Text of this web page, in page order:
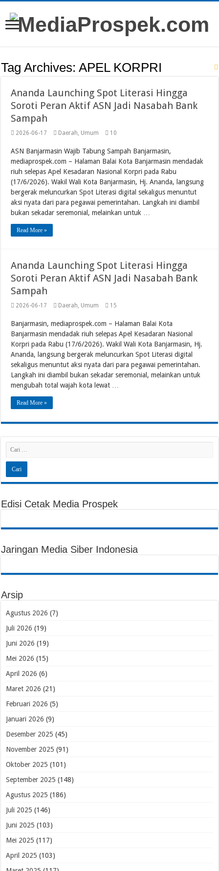
Tag Archives:APEL KORPRI
Ananda Launching Spot Literasi Hingga
Soroti Peran Aktif ASN Jadi Nasabah Bank
Sampah
2026-06-17 Daerah, Umum 10
ASN Banjarmasin Wajib Tabung Sampah Banjarmasin,
mediaprospek.com – Halaman Balai Kota Banjarmasin mendadak
riuh selepas Apel Kesadaran Nasional Korpri pada Rabu
(17/6/2026). Wakil Wali Kota Banjarmasin, Hj. Ananda, langsung
bergerak meluncurkan Spot Literasi digital sekaligus menuntut
aksi nyata dari para pegawai pemerintahan. Langkah ini diambil
bukan sekadar seremonial, melainkan untuk …
Read More »
Ananda Launching Spot Literasi Hingga
Soroti Peran Aktif ASN Jadi Nasabah Bank
Sampah
2026-06-17 Daerah, Umum 15
Banjarmasin, mediaprospek.com – Halaman Balai Kota
Banjarmasin mendadak riuh selepas Apel Kesadaran Nasional
Korpri pada Rabu (17/6/2026). Wakil Wali Kota Banjarmasin, Hj.
Ananda, langsung bergerak meluncurkan Spot Literasi digital
sekaligus menuntut aksi nyata dari para pegawai pemerintahan.
Langkah ini diambil bukan sekadar seremonial, melainkan untuk
mengubah total wajah kota lewat …
Read More »
Edisi Cetak Media Prospek
Jaringan Media Siber Indonesia
Arsip
Agustus 2026 (7)
Juli 2026 (19)
Juni 2026 (19)
Mei 2026 (15)
April 2026 (6)
Maret 2026 (21)
Februari 2026 (5)
Januari 2026 (9)
Desember 2025 (45)
November 2025 (91)
Oktober 2025 (101)
September 2025 (148)
Agustus 2025 (186)
Juli 2025 (146)
Juni 2025 (103)
Mei 2025 (117)
April 2025 (103)